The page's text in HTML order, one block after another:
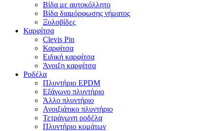
Βίδα με αυτοκόλλητο
Βίδα διαμόρφωσης νήματος
Ξυλοβίδες
Καρφίτσα
Clevis Pin
Καρφίτσα
Ειδική καρφίτσα
Άνοιξη καρφίτσα
Ροδέλα
Πλυντήριο EPDM
Εξάγωνο πλυντήριο
Άλλο πλυντήριο
Ανοιξιάτικο πλυντήριο
Τετράγωνη ροδέλα
Πλυντήριο κυμάτων